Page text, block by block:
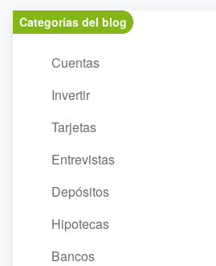
Categorías del blog
Cuentas
Invertir
Tarjetas
Entrevistas
Depósitos
Hipotecas
Bancos